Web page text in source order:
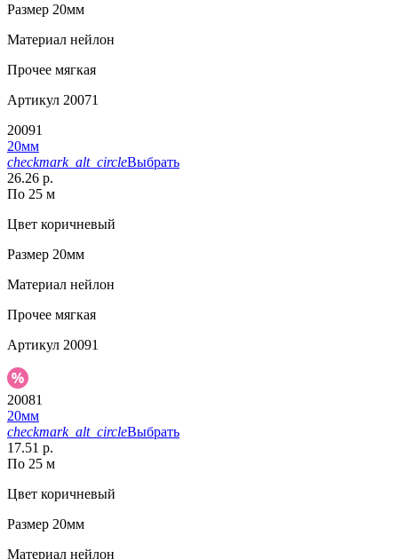
Размер 20мм
Материал нейлон
Прочее мягкая
Артикул 20071
20091
20мм
checkmark_alt_circleВыбрать
26.26 р.
По 25 м
Цвет коричневый
Размер 20мм
Материал нейлон
Прочее мягкая
Артикул 20091
20081
20мм
checkmark_alt_circleВыбрать
17.51 р.
По 25 м
Цвет коричневый
Размер 20мм
Материал нейлон